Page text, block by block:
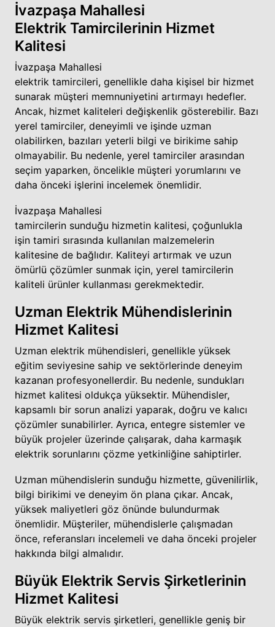
İvazpaşa Mahallesi
Elektrik Tamircilerinin Hizmet
Kalitesi
İvazpaşa Mahallesi
elektrik tamircileri, genellikle daha kişisel bir hizmet
sunarak müşteri memnuniyetini artırmayı hedefler.
Ancak, hizmet kaliteleri değişkenlik gösterebilir. Bazı
yerel tamirciler, deneyimli ve işinde uzman
olabilirken, bazıları yeterli bilgi ve birikime sahip
olmayabilir. Bu nedenle, yerel tamirciler arasından
seçim yaparken, öncelikle müşteri yorumlarını ve
daha önceki işlerini incelemek önemlidir.
İvazpaşa Mahallesi
tamircilerin sunduğu hizmetin kalitesi, çoğunlukla
işin tamiri sırasında kullanılan malzemelerin
kalitesine de bağlıdır. Kaliteyi artırmak ve uzun
ömürlü çözümler sunmak için, yerel tamircilerin
kaliteli ürünler kullanması gerekmektedir.
Uzman Elektrik Mühendislerinin
Hizmet Kalitesi
Uzman elektrik mühendisleri, genellikle yüksek
eğitim seviyesine sahip ve sektörlerinde deneyim
kazanan profesyonellerdir. Bu nedenle, sundukları
hizmet kalitesi oldukça yüksektir. Mühendisler,
kapsamlı bir sorun analizi yaparak, doğru ve kalıcı
çözümler sunabilirler. Ayrıca, entegre sistemler ve
büyük projeler üzerinde çalışarak, daha karmaşık
elektrik sorunlarını çözme yetkinliğine sahiptirler.
Uzman mühendislerin sunduğu hizmette, güvenilirlik,
bilgi birikimi ve deneyim ön plana çıkar. Ancak,
yüksek maliyetleri göz önünde bulundurmak
önemlidir. Müşteriler, mühendislerle çalışmadan
önce, referansları incelemeli ve daha önceki projeler
hakkında bilgi almalıdır.
Büyük Elektrik Servis Şirketlerinin
Hizmet Kalitesi
Büyük elektrik servis şirketleri, genellikle geniş bir